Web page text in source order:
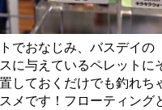
でおなじみ、バスデイの
スに与えているペレットに
しておくだけでも釣れち
メです！フローティング